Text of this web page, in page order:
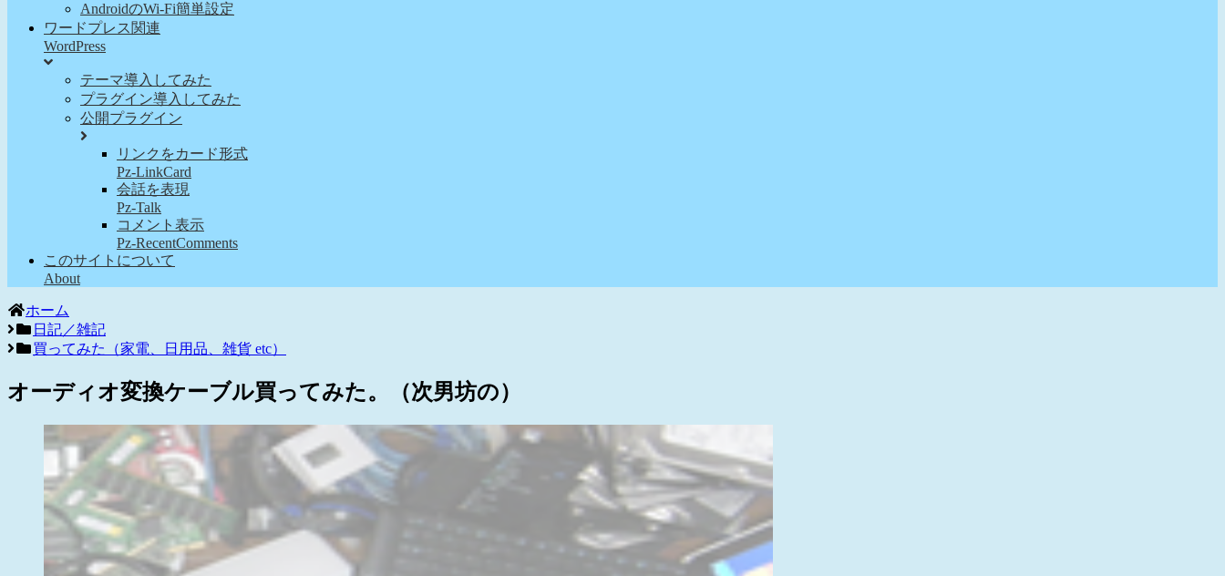
AndroidのWi-Fi簡単設定
ワードプレス関連
WordPress
テーマ導入してみた
プラグイン導入してみた
公開プラグイン
リンクをカード形式
Pz-LinkCard
会話を表現
Pz-Talk
コメント表示
Pz-RecentComments
このサイトについて
About
ホーム
日記／雑記
買ってみた（家電、日用品、雑貨 etc）
オーディオ変換ケーブル買ってみた。（次男坊の）